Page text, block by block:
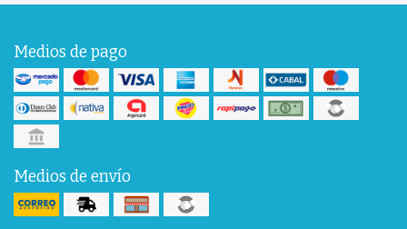
Medios de pago
Medios de envío